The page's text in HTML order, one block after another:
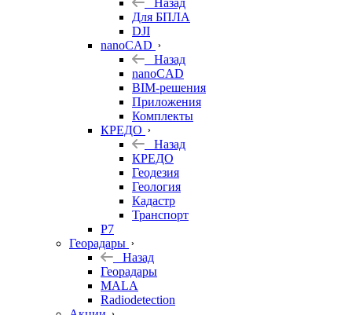
Назад
Для БПЛА
DJI
nanoCAD
Назад
nanoCAD
BIM-решения
Приложения
Комплекты
КРЕДО
Назад
КРЕДО
Геодезия
Геология
Кадастр
Транспорт
Р7
Георадары
Назад
Георадары
MALA
Radiodetection